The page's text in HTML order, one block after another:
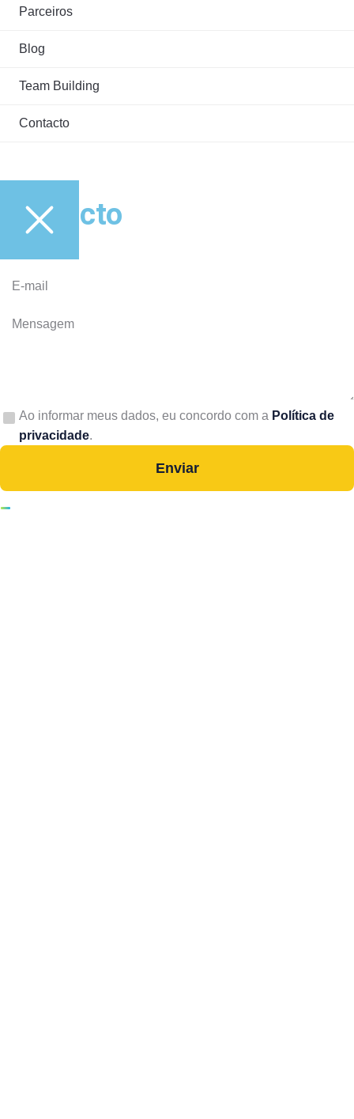
Parceiros
Blog
Team Building
Contacto
Contacto
E-mail
Mensagem
Ao informar meus dados, eu concordo com a Política de
privacidade.